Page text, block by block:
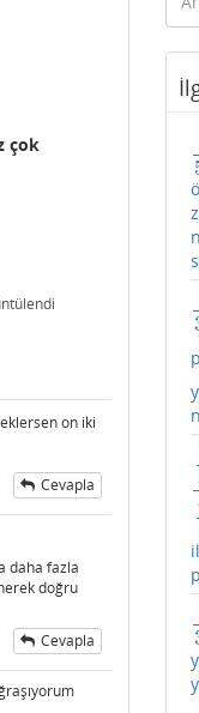
çok
on iki
Cevapla
daha fazla
doğru
Cevapla
4
4
2
3